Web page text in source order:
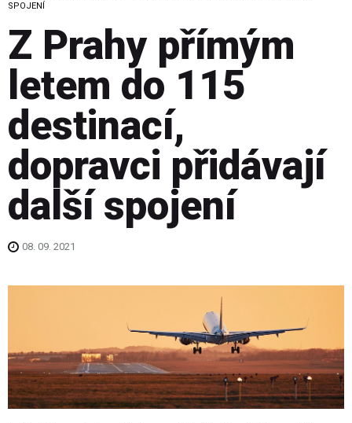
SPOJENÍ
Z Prahy přímým
letem do 115
destinací,
dopravci přidávají
další spojení
08. 09. 2021